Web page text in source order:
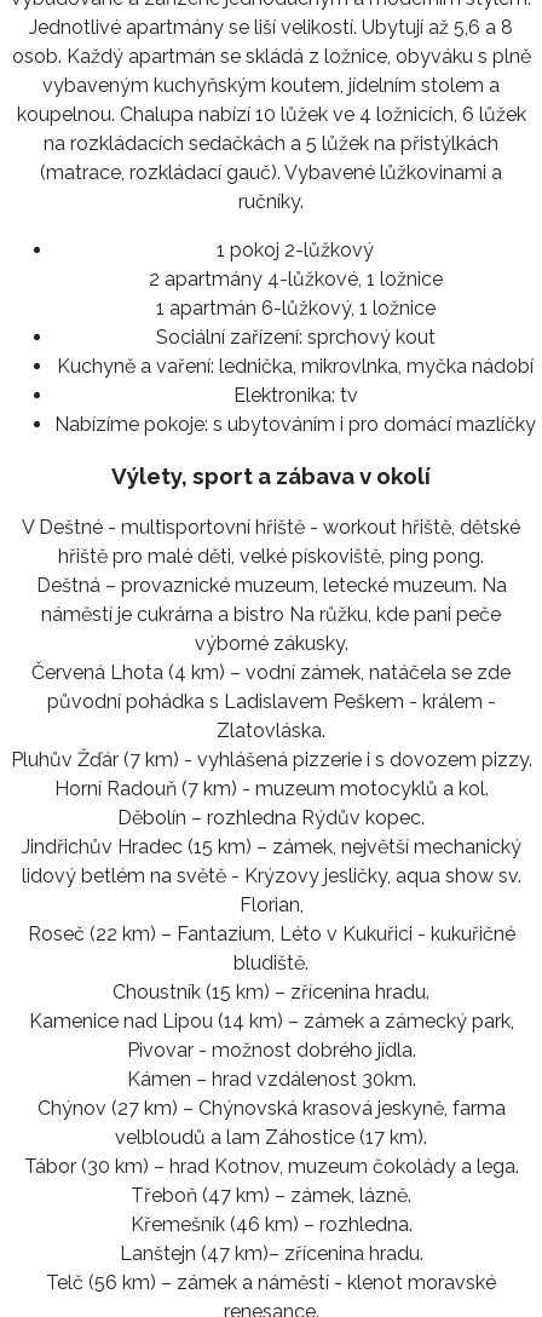
Jednotlivé apartmány se liší velikostí. Ubytují až 5,6 a 8
osob. Každý apartmán se skládá z ložnice, obyváku s plně
vybaveným kuchyňským koutem, jídelním stolem a
koupelnou. Chalupa nabízí 10 lůžek ve 4 ložnicích, 6 lůžek
na rozkládacích sedačkách a 5 lůžek na přistýlkách
(matrace, rozkládací gauč). Vybavené lůžkovinami a
ručníky.
1 pokoj 2-lůžkový
2 apartmány 4-lůžkové, 1 ložnice
1 apartmán 6-lůžkový, 1 ložnice
Sociální zařízení: sprchový kout
Kuchyně a vaření: lednička, mikrovlnka, myčka nádobí
Elektronika: tv
Nabízíme pokoje: s ubytováním i pro domácí mazlíčky
Výlety, sport a zábava v okolí
V Deštné - multisportovní hřiště - workout hřiště, dětské
hřiště pro malé děti, velké pískoviště, ping pong.
Deštná – provaznické muzeum, letecké muzeum. Na
náměstí je cukrárna a bistro Na růžku, kde pani peče
výborné zákusky.
Červená Lhota (4 km) – vodní zámek, natáčela se zde
původní pohádka s Ladislavem Peškem - králem -
Zlatovláska.
Pluhův Žďár (7 km) - vyhlášená pizzerie i s dovozem pizzy.
Horní Radouň (7 km) - muzeum motocyklů a kol.
Děbolín – rozhledna Rýdův kopec.
Jindřichův Hradec (15 km) – zámek, největší mechanický
lidový betlém na světě - Krýzovy jesličky, aqua show sv.
Florian,
Roseč (22 km) – Fantazium, Léto v Kukuřici - kukuřičné
bludiště.
Choustník (15 km) – zřícenina hradu.
Kamenice nad Lipou (14 km) – zámek a zámecký park,
Pivovar - možnost dobrého jídla.
Kámen – hrad vzdálenost 30km.
Chýnov (27 km) – Chýnovská krasová jeskyně, farma
velbloudů a lam Záhostice (17 km).
Tábor (30 km) – hrad Kotnov, muzeum čokolády a lega.
Třeboň (47 km) – zámek, lázně.
Křemešník (46 km) – rozhledna.
Lanštejn (47 km)– zřícenina hradu.
Telč (56 km) – zámek a náměstí - klenot moravské
renesance.